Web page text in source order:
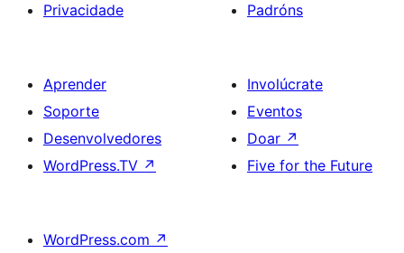
Privacidade
Padróns
Aprender
Soporte
Desenvolvedores
WordPress.TV ↗
Involúcrate
Eventos
Doar ↗
Five for the Future
WordPress.com ↗